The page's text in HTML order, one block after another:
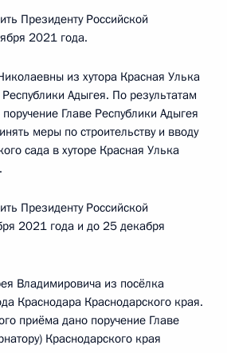
Президенту Российской
2021 года.
из хутора Красная Улька
Адыгея. По результатам
Главе Республики Адыгея
меры по строительству и вводу
сада в хуторе Красная Улька
Президенту Российской
2021 года и до 25 декабря
Владимировича из посёлка
Краснодара Краснодарского края.
приёма дано поручение Главе
Краснодарского края